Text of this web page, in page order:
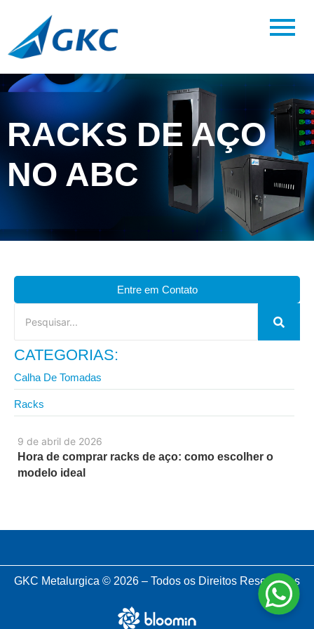
RACKS DE AÇO
NO ABC
9 de abril de 2026
Hora de comprar racks de aço: como escolher o
modelo ideal
Entre em Contato
CATEGORIAS:
Calha De Tomadas
Racks
GKC Metalurgica © 2026 – Todos os Direitos Reservados